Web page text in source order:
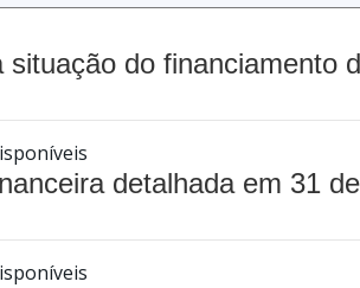
situação do financiamento
detalhada em 31